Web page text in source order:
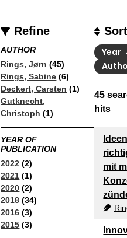
Refine
AUTHOR
Rings, Jørn (45)
Rings, Sabine (6)
Deckert, Carsten (1)
Gutknecht,
Christoph (1)
YEAR OF
PUBLICATION
2022 (2)
2021 (1)
2020 (2)
2018 (34)
2016 (3)
2015 (3)
45
hits
Year
mit